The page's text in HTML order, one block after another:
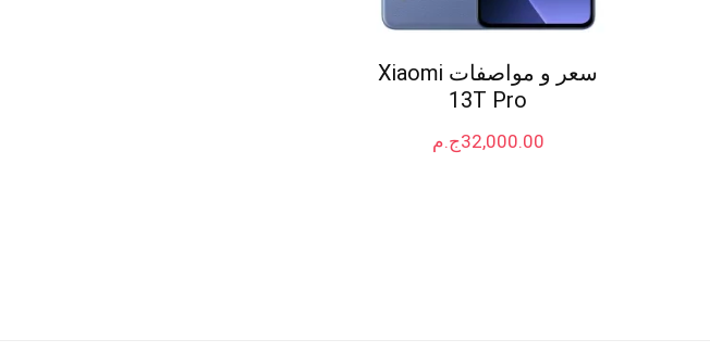
سعر و مواصفات Xiaomi
13T Pro
ج.م32,000.00